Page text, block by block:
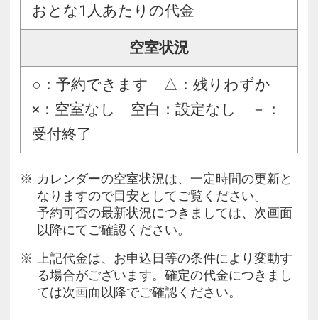
おとな1人あたりの代金
空室状況
○：予約できます △：残りわずか
×：空室なし 空白：設定なし －：
受付終了
カレンダーの空室状況は、一定時間の更新と
なりますので目安としてご覧ください。
予約可否の最新状況につきましては、次画面
以降にてご確認ください。
上記代金は、お申込日等の条件により変動す
る場合がございます。確定の代金につきまし
ては次画面以降でご確認ください。